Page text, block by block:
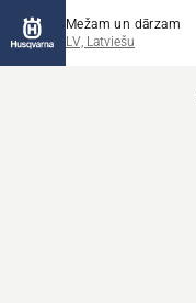
Mežam un dārzam
LV, Latviešu